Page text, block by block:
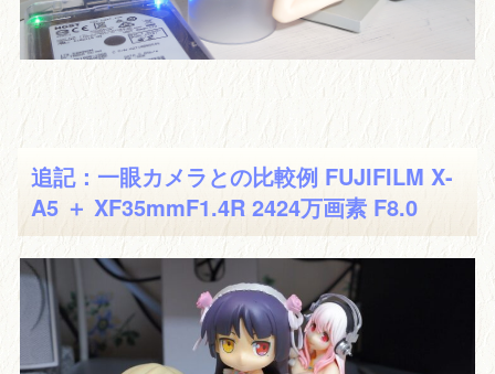
追記：一眼カメラとの比較例 FUJIFILM X-
A5 ＋ XF35mmF1.4R 2424万画素 F8.0